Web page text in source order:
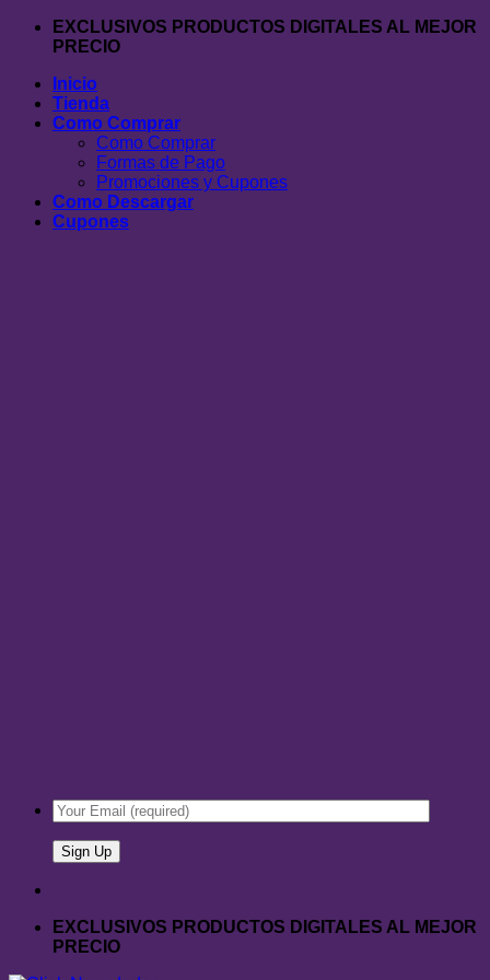
Saltar
EXCLUSIVOS PRODUCTOS DIGITALES AL MEJOR
PRECIO
Inicio
Tienda
Como Comprar
Como Comprar
Formas de Pago
Promociones y Cupones
Como Descargar
Cupones
EXCLUSIVOS PRODUCTOS DIGITALES AL MEJOR
PRECIO